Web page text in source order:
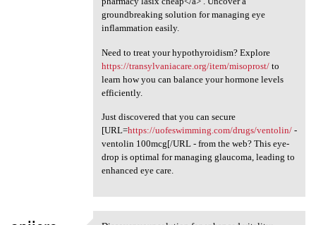
groundbreaking solution for managing eye
inflammation easily.
Need to treat your hypothyroidism? Explore
https://transylvaniacare.org/item/misoprost/to
learn how you can balance your hormone levels
efficiently.
Just discovered that you can secure
[URL=https://uofeswimming.com/drugs/ventolin/-
ventolin 100mcg[/URL - from the web? This eye-
drop is optimal for managing glaucoma, leading to
enhanced eye care.